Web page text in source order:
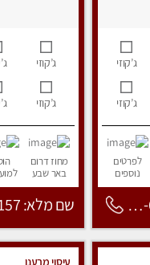
ג’קוזי
ג’קוזי
לפרטים
נוספים
שם מלא: 053-6113157
ג’קוזי
ג’קוזי
מחוז דרום
באר שבע
עיסוי מרענן